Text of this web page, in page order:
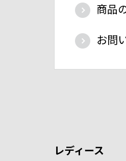
商品
お問
レディース